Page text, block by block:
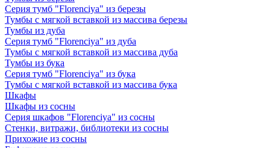
Серия тумб "Florenciya" из березы
Тумбы с мягкой вставкой из массива березы
Тумбы из дуба
Серия тумб "Florenciya" из дуба
Тумбы с мягкой вставкой из массива дуба
Тумбы из бука
Серия тумб "Florenciya" из бука
Тумбы с мягкой вставкой из массива бука
Шкафы
Шкафы из сосны
Серия шкафов "Florenciya" из сосны
Стенки, витражи, библиотеки из сосны
Прихожие из сосны